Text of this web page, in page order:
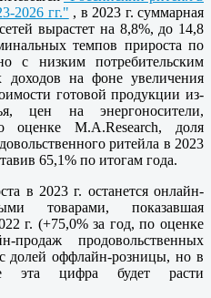
2026 гг." , в 2023 г. суммарная
вырастет на 8,8%, до 14,8
темпов прироста по
с низким потребительским
доходов на фоне увеличения
готовой продукции из-
цен на энергоносители,
оценке M.A.Research, доля
ритейла в 2023
65,1% по итогам года.
в 2023 г. останется онлайн-
товарами, показавшая
г. (+75,0% за год, по оценке
продаж продовольственных
долей оффлайн-розницы, но в
эта цифра будет расти